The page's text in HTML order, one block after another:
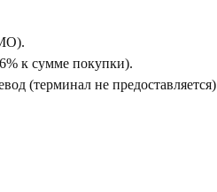
к сумме покупки).
(терминал не